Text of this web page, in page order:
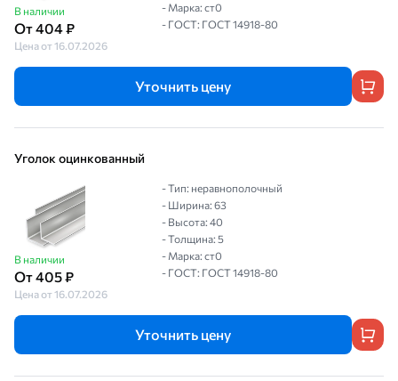
В наличии
От 404 ₽
Цена от 16.07.2026
- Марка: ст0
- ГОСТ: ГОСТ 14918-80
Уточнить цену
Уголок оцинкованный
В наличии
От 405 ₽
Цена от 16.07.2026
- Тип: неравнополочный
- Ширина: 63
- Высота: 40
- Толщина: 5
- Марка: ст0
- ГОСТ: ГОСТ 14918-80
Уточнить цену